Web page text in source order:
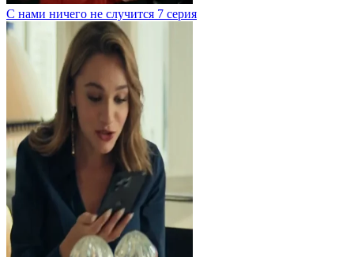
С нами ничего не случится 7 серия